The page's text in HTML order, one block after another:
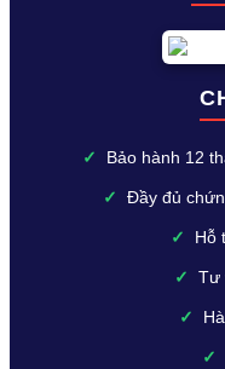
✓ Bảo hành 12
✓ Đầy đủ
✓ Hỗ
✓ Tư
✓
✓